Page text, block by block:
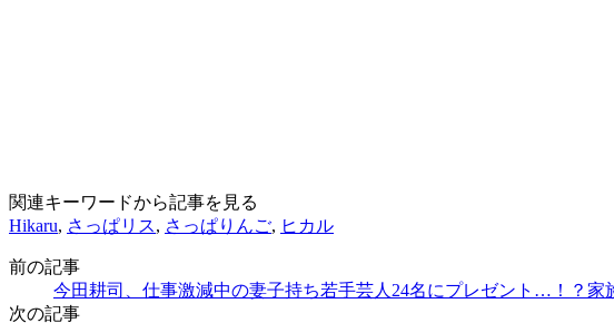
関連キーワードから記事を見る
Hikaru, さっぱリス, さっぱりんご, ヒカル
前の記事
今田耕司、仕事激減中の妻子持ち若手芸人24名にプレゼント…！？家
次の記事